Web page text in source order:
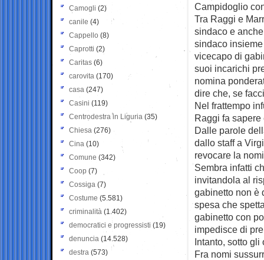
Campidoglio
Tra Raggi e
sindaco e
sindaco
vicecapo di
suoi incarichi
nomina
dire che, se
Nel frattempo
Raggi fa
Dalle parole
dallo staff a
revocare la
Sembra infatti
invitandola al
gabinetto non è
spesa che
gabinetto con
impedisce di
Intanto, sotto gli
Fra nomi
Camogli (2)
canile (4)
Cappello (8)
Caprotti (2)
Caritas (6)
carovita (170)
casa (247)
Casini (119)
Centrodestra in Liguria (35)
Chiesa (276)
Cina (10)
Comune (342)
Coop (7)
Cossiga (7)
Costume (5.581)
criminalità (1.402)
democratici e progressisti (19)
denuncia (14.528)
destra (573)